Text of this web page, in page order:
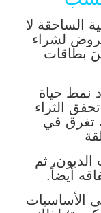
الساحقة لا
لشراء
بطاقات
نمط حياة
الثراء
تغرق في
ثم
أيضاً.
الأساسيات